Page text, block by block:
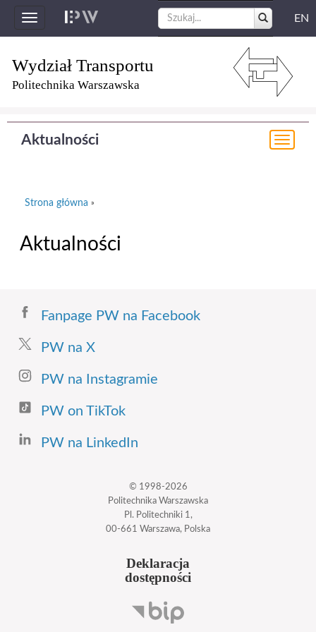
Toggle
navigation
EN
Wydział Transportu
Politechnika Warszawska
Aktualności
Strona główna »
Aktualności
Fanpage PW na Facebook
PW na X
PW na Instagramie
PW on TikTok
PW na LinkedIn
© 1998-2026
Politechnika Warszawska
Pl. Politechniki 1,
00-661 Warszawa, Polska
Deklaracja
dostępności